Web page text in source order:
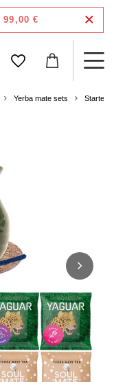
99,00 €
Yerba mate sets